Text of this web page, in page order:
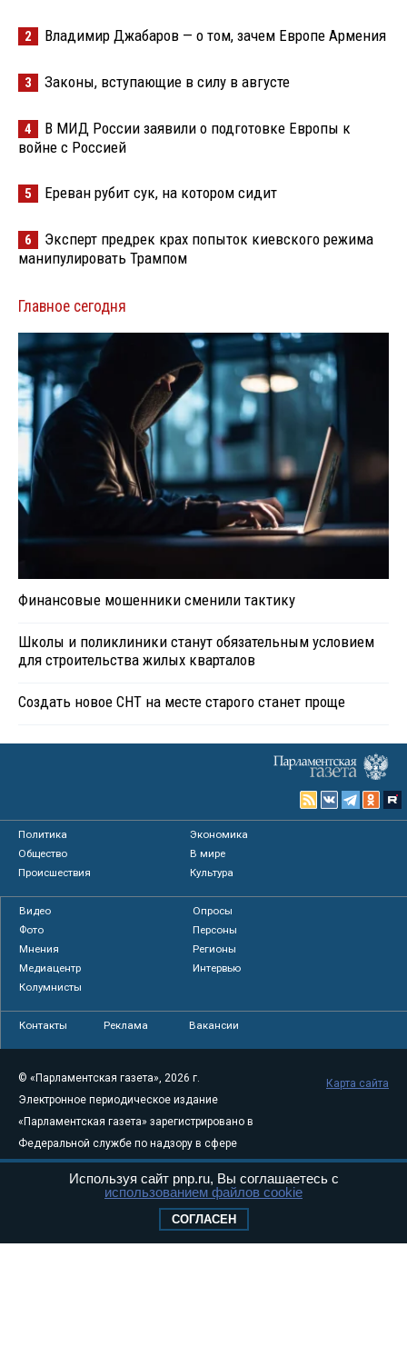
2 Владимир Джабаров — о том, зачем Европе Армения
3 Законы, вступающие в силу в августе
4
В МИД России заявили о подготовке Европы к
войне с Россией
5 Ереван рубит сук, на котором сидит
6
Эксперт предрек крах попыток киевского режима
манипулировать Трампом
Главное сегодня
Финансовые мошенники сменили тактику
Школы и поликлиники станут обязательным условием
для строительства жилых кварталов
Создать новое СНТ на месте старого станет проще
Политика
Экономика
Общество
В мире
Происшествия
Культура
Видео
Опросы
Фото
Персоны
Мнения
Регионы
Медиацентр
Интервью
Колумнисты
Контакты Реклама Вакансии
© «Парламентская газета», 2026 г.
Электронное периодическое издание
«Парламентская газета» зарегистрировано в
Федеральной службе по надзору в сфере
связи, информационных технологий и
массовых коммуникаций (Роскомнадзор) 05
Свидетельство о регистрации Эл № ФС77-
Карта сайта
Используя сайт pnp.ru, Вы соглашаетесь с
использованием файлов cookie
СОГЛАСЕН